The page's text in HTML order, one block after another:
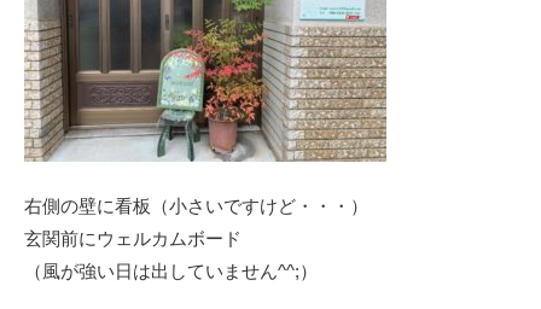
右側の壁に看板（小さいですけど・・・）
玄関前にウェルカムボード
（風が強い日は出していません^^;）